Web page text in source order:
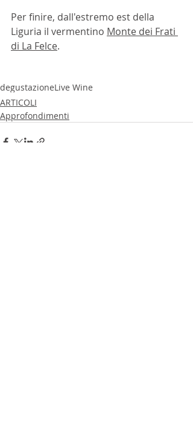
Per finire, dall'estremo est della
Liguria il vermentino Monte dei Frati
di La Felce.
degustazioneLive Wine
ARTICOLI
Approfondimenti